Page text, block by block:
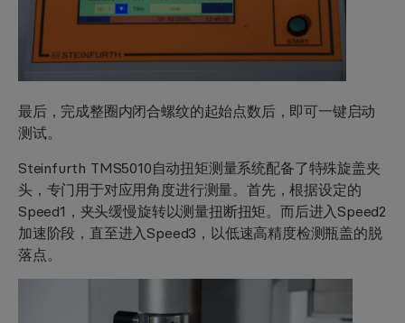
最后，完成整圈内闭合螺纹的起始点数后，即可一键启动
测试。
Steinfurth TMS5010自动扭矩测量系统配备了特殊旋盖夹
头 ，专门用于对应用角度进行测量。首先，根据设定的
Speed1，夹头缓慢旋转以测量扭断扭矩。而后进入Speed2
加速阶段，直至进入Speed3，以低速高精度检测瓶盖的脱
落点。